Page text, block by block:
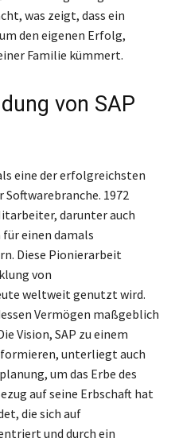
was zeigt, dass ein
den eigenen Erfolg,
Familie kümmert.
von SAP
eine der erfolgreichsten
1972
darunter auch
einen damals
Diese Pionierarbeit
von
weltweit genutzt wird.
Vermögen maßgeblich
Vision, SAP zu einem
unterliegt auch
um das Erbe des
auf seine Erbschaft hat
die sich auf
und durch ein